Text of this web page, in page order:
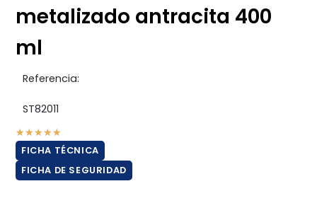
metalizado antracita 400
ml
Referencia:
ST82011
★★★★★
FICHA TÉCNICA
FICHA DE SEGURIDAD